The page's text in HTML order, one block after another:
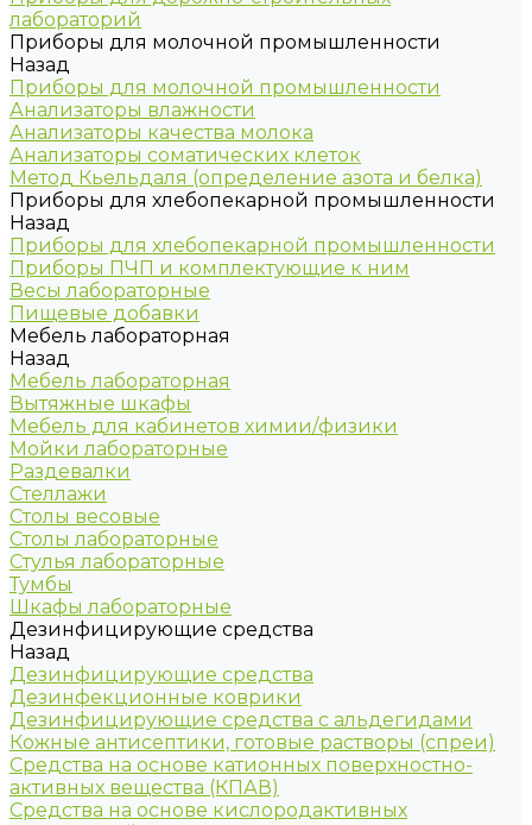
лабораторий
Приборы для молочной промышленности
Назад
Приборы для молочной промышленности
Анализаторы влажности
Анализаторы качества молока
Анализаторы соматических клеток
Метод Кьельдаля (определение азота и белка)
Приборы для хлебопекарной промышленности
Назад
Приборы для хлебопекарной промышленности
Приборы ПЧП и комплектующие к ним
Весы лабораторные
Пищевые добавки
Мебель лабораторная
Назад
Мебель лабораторная
Вытяжные шкафы
Мебель для кабинетов химии/физики
Мойки лабораторные
Раздевалки
Стеллажи
Столы весовые
Столы лабораторные
Стулья лабораторные
Тумбы
Шкафы лабораторные
Дезинфицирующие средства
Назад
Дезинфицирующие средства
Дезинфекционные коврики
Дезинфицирующие средства с альдегидами
Кожные антисептики, готовые растворы (спреи)
Средства на основе катионных поверхностно-
активных вещества (КПАВ)
Средства на основе кислородактивных